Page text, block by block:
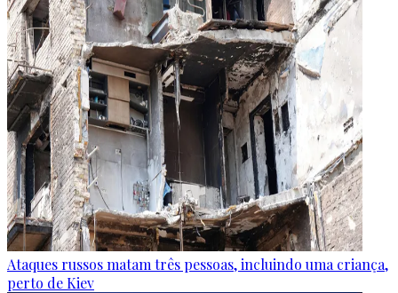
Ataques russos matam três pessoas, incluindo uma criança,
perto de Kiev